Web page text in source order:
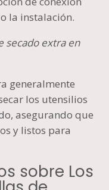
la instalación.
secado extra en
generalmente
los utensilios
asegurando que
y listos para
sobre Los